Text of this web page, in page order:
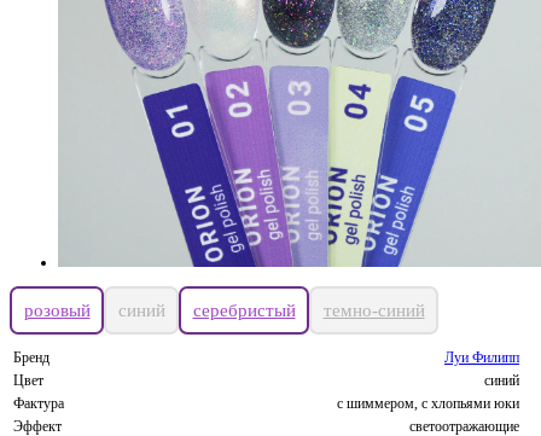
розовый синий серебристый темно-синий
Бренд
Луи Филипп
Цвет
синий
Фактура
с шиммером, с хлопьями юки
Эффект
светоотражающие